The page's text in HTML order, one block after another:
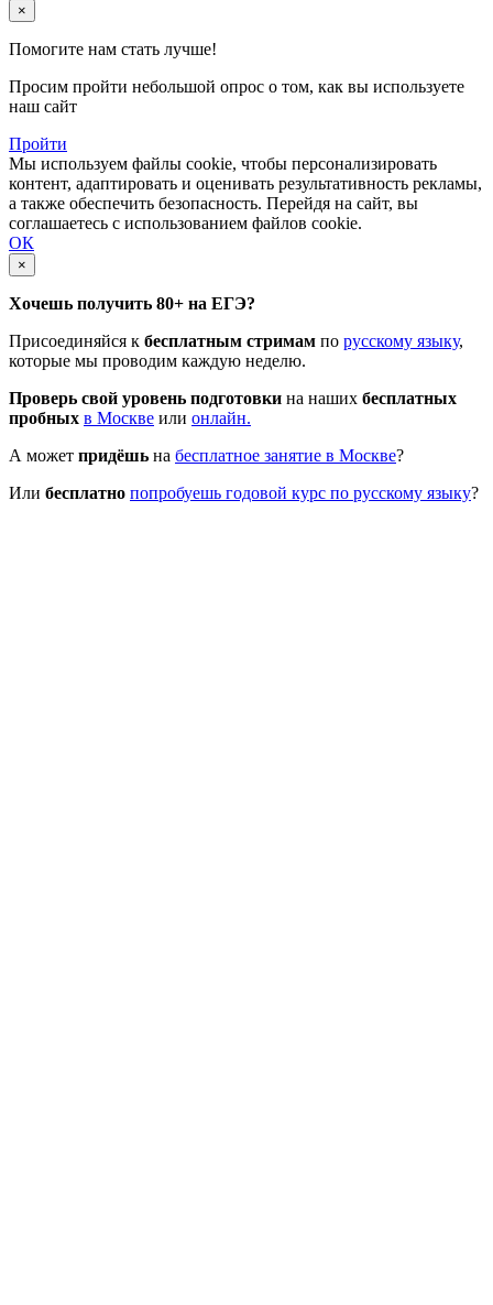
×
Помогите нам стать лучше!
Просим пройти небольшой опрос о том, как вы используете
наш сайт
Пройти
Мы используем файлы cookie, чтобы персонализировать
контент, адаптировать и оценивать результативность рекламы,
а также обеспечить безопасность. Перейдя на сайт, вы
соглашаетесь с использованием файлов cookie.
ОК
×
Хочешь получить 80+ на ЕГЭ?
Присоединяйся к бесплатным стримам по русскому языку,
которые мы проводим каждую неделю.
Проверь свой уровень подготовки на наших бесплатных
пробных в Москве или онлайн.
А может придёшь на бесплатное занятие в Москве?
Или бесплатно попробуешь годовой курс по русскому языку?